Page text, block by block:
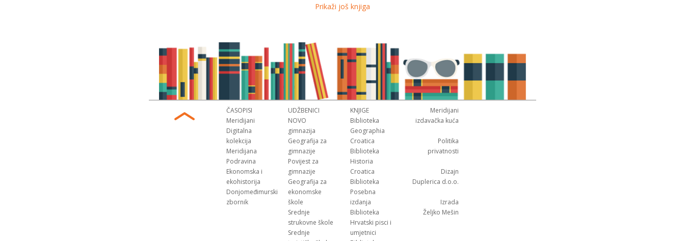
Prikaži još knjiga
ČASOPISI
Meridijani
Digitalna
kolekcija
Meridijana
Podravina
Ekonomska i
ekohistorija
Donjomeđimurski
zbornik
UDŽBENICI
NOVO
gimnazija
Geografija za
gimnazije
Povijest za
gimnazije
Geografija za
ekonomske
škole
Srednje
strukovne škole
Srednje
KNJIGE
Biblioteka
Geographia
Croatica
Biblioteka
Historia
Croatica
Biblioteka
Posebna
izdanja
Biblioteka
Hrvatski pisci i
umjetnici
Meridijani
izdavačka kuća
Politika
privatnosti
Dizajn
Duplerica d.o.o.
Izrada
Željko Mešin